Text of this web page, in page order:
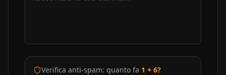
Verifica anti-spam: quanto fa 1 + 6?